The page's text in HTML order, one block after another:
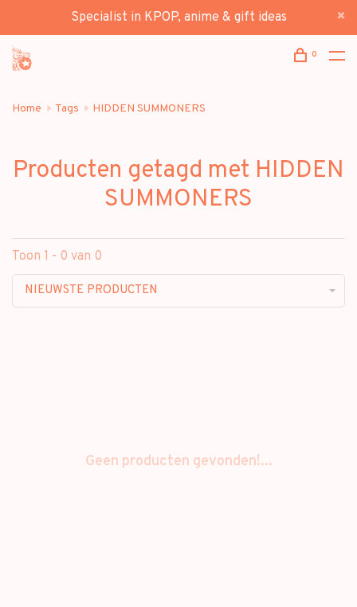
Specialist in KPOP, anime & gift ideas
0
Home Tags HIDDEN SUMMONERS
Producten getagd met HIDDEN
SUMMONERS
Toon 1 - 0 van 0
NIEUWSTE PRODUCTEN
Geen producten gevonden!...